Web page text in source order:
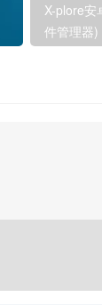
X-plore安
件管理器